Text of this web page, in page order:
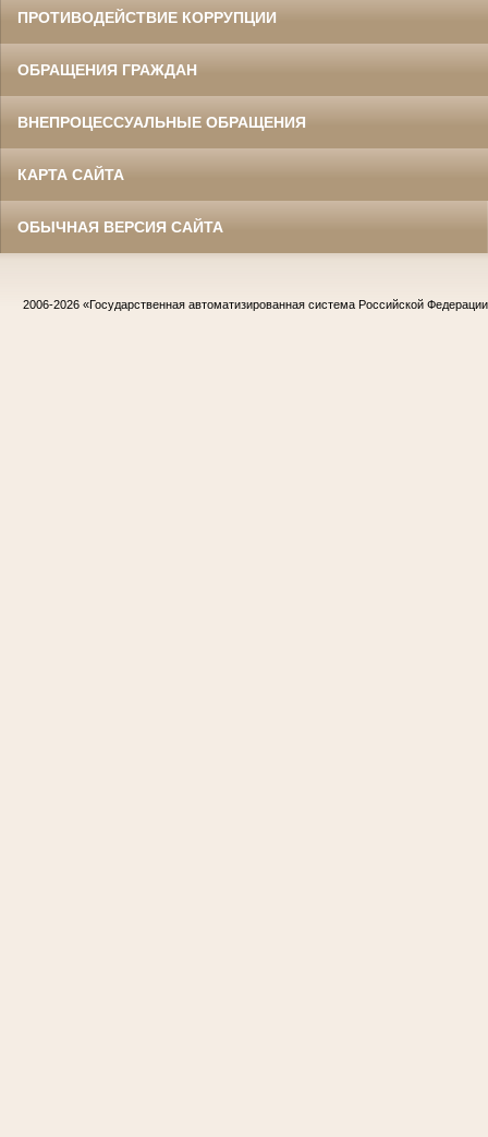
ПРОТИВОДЕЙСТВИЕ КОРРУПЦИИ
ОБРАЩЕНИЯ ГРАЖДАН
ВНЕПРОЦЕССУАЛЬНЫЕ ОБРАЩЕНИЯ
КАРТА САЙТА
ОБЫЧНАЯ ВЕРСИЯ САЙТА
2006-2026 «Государственная автоматизированная система Российской